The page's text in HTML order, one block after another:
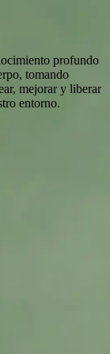
profundo
tomando
mejorar y liberar
entorno.